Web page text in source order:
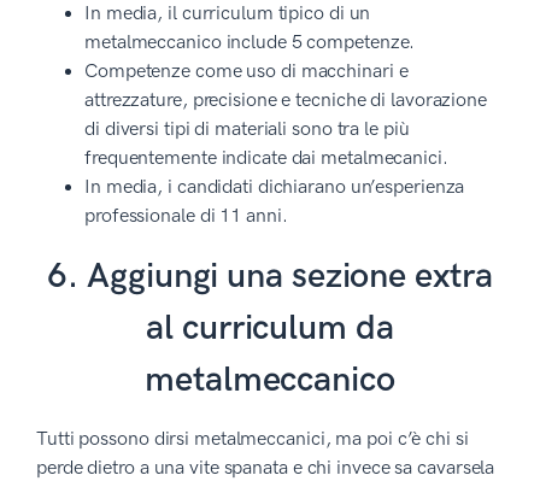
In media, il curriculum tipico di un
metalmeccanico include 5 competenze.
Competenze come uso di macchinari e
attrezzature, precisione e tecniche di lavorazione
di diversi tipi di materiali sono tra le più
frequentemente indicate dai metalmecanici.
In media, i candidati dichiarano un’esperienza
professionale di 11 anni.
6. Aggiungi una sezione extra
al curriculum da
metalmeccanico
Tutti possono dirsi metalmeccanici, ma poi c’è chi si
perde dietro a una vite spanata e chi invece sa cavarsela